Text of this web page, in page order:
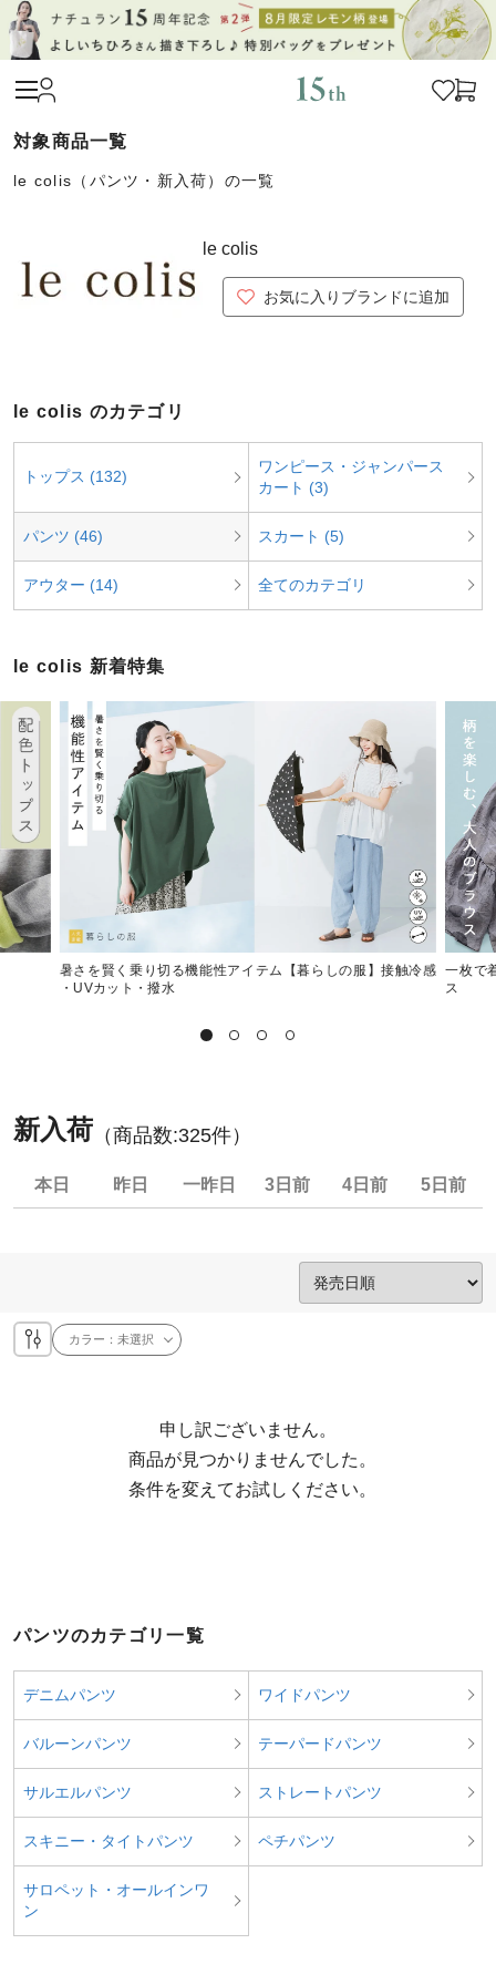
le colis（パンツ・新入荷）の一覧
le colis
お気に入りブランドに追加
le colis のカテゴリ
トップス (132)
ワンピース・ジャンパース
カート (3)
パンツ (46) スカート (5)
アウター (14) 全てのカテゴリ
le colis 新着特集
暑さを賢く乗り切る機能性アイテム【暮らしの服】接触冷感
・UVカット・撥水
一枚で
ス
新入荷 （商品数:325件）
本日 昨日 一昨日 3日前 4日前 5日前
カラー：未選択
申し訳ございません。
  条件を変えてお試しください。
パンツのカテゴリ一覧
デニムパンツ ワイドパンツ
バルーンパンツ テーパードパンツ
サルエルパンツ ストレートパンツ
スキニー・タイトパンツ ペチパンツ
サロペット・オールインワ
ン